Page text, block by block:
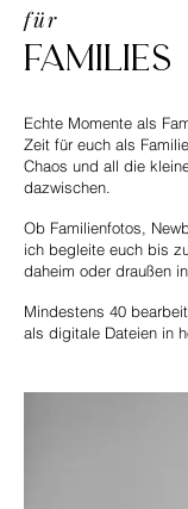
für
Families
Echte Momente als
Zeit für euch als
Chaos und all die
dazwischen.
Ob Familienfotos,
ich begleite euch bis
daheim oder draußen
Mindestens 40
als digitale Dateien in